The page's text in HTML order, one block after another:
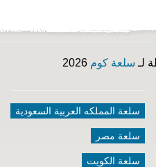
لـ سلعة كوم
سلعة المملكه العربية السعودية
سلعة مصر
سلعة الكويت